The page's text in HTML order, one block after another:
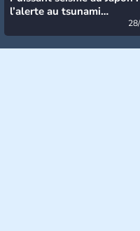
l’alerte au tsunami